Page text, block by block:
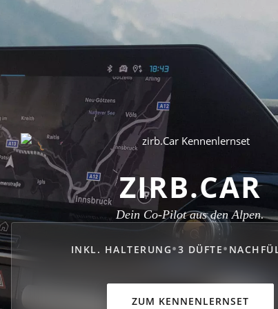
ZIRB.CAR
Dein Co-Pilot aus den Alpen.
INKL. HALTERUNG•3 DÜFTE•
ZUM KENNENLERNSET